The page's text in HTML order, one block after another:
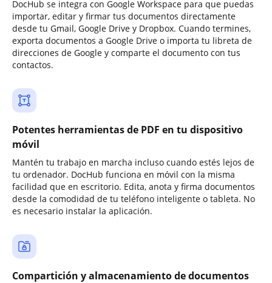
DocHub se integra con Google Workspace para que puedas
importar, editar y firmar tus documentos directamente
desde tu Gmail, Google Drive y Dropbox. Cuando termines,
exporta documentos a Google Drive o importa tu libreta de
direcciones de Google y comparte el documento con tus
contactos.
Potentes herramientas de PDF en tu dispositivo
móvil
Mantén tu trabajo en marcha incluso cuando estés lejos de
tu ordenador. DocHub funciona en móvil con la misma
facilidad que en escritorio. Edita, anota y firma documentos
desde la comodidad de tu teléfono inteligente o tableta. No
es necesario instalar la aplicación.
Compartición y almacenamiento de documentos